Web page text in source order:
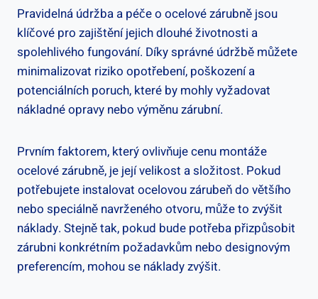
Pravidelná údržba a péče o ocelové zárubně jsou
klíčové pro zajištění jejich dlouhé životnosti a
spolehlivého fungování. Díky správné údržbě můžete
minimalizovat riziko opotřebení, poškození a
potenciálních poruch, které by mohly vyžadovat
nákladné opravy nebo výměnu zárubní.
Prvním faktorem, který ovlivňuje cenu montáže
ocelové zárubně, je její velikost a složitost. Pokud
potřebujete instalovat ocelovou zárubeň do většího
nebo speciálně navrženého otvoru, může to zvýšit
náklady. Stejně tak, pokud bude potřeba přizpůsobit
zárubni konkrétním požadavkům nebo designovým
preferencím, mohou se náklady zvýšit.